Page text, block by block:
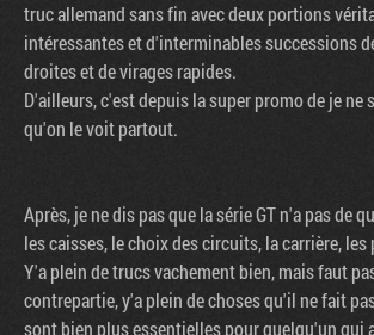
truc allemand sans fin avec deux portions
intéressantes et d'interminables successions
droites et de virages rapides.
D'ailleurs, c'est depuis la super promo de je ne
qu'on le voit partout.
Après, je ne dis pas que la série GT n'a pas de
les caisses, le choix des circuits, la carrière, les
Y'a plein de trucs vachement bien, mais faut
contrepartie, y'a plein de choses qu'il ne fait
sont bien plus essentielles pour quelqu'un qui